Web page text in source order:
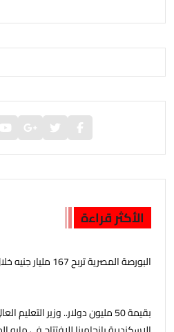
الأكثر قراءة
البورصة المصرية تربح 167 مليار جنيه خلال الأسبوع الماضى
بقيمة 50 مليون دولار.. وزير